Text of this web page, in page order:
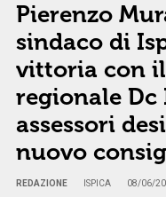
Pierenzo
sindaco di
vittoria con
regionale Dc
assessori
nuovo
REDAZIONE ISPICA 08/06/